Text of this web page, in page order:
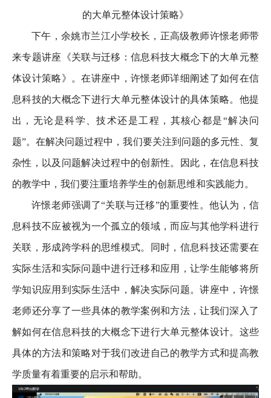
的大单元整体设计策略》
下午，余姚市兰江小学校长，正高级教师许憬老师带
来专题讲座《关联与迁移：信息科技大概念下的大单元整
体设计策略》。在讲座中，许憬老师详细阐述了如何在信
息科技的大概念下进行大单元整体设计的具体策略。他提
出，无论是科学、技术还是工程，其核心都是“解决问
题”。在解决问题过程中，我们要关注到问题的多元性、复
杂性，以及问题解决过程中的创新性。因此，在信息科技
的教学中，我们要注重培养学生的创新思维和实践能力。
许憬老师强调了“关联与迁移”的重要性。他认为，信
息科技不应被视为一个孤立的领域，而应与其他学科进行
关联，形成跨学科的思维模式。同时，信息科技还需要在
实际生活和实际问题中进行迁移和应用，让学生能够将所
学知识应用到实际生活中，解决实际问题。讲座中，许憬
老师还分享了一些具体的教学案例和方法，让我们深入了
解如何在信息科技的大概念下进行大单元整体设计。这些
具体的方法和策略对于我们改进自己的教学方式和提高教
学质量有着重要的启示和帮助。